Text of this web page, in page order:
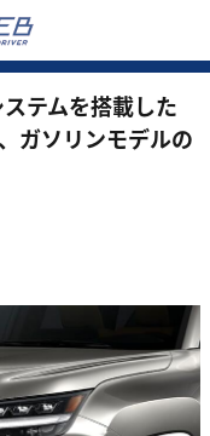
テムを搭載した
ガソリンモデルの